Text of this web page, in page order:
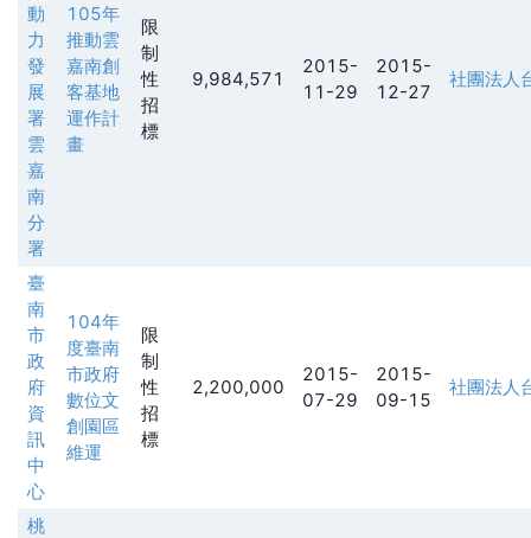
動
力
發
展
署
雲
嘉
南
分
署
105年
推動雲
嘉南創
客基地
運作計
畫
限
制
性
招
標
9,984,571
2015-
11-29
2015-
12-27
社團法人
臺
南
市
政
府
資
訊
中
心
104年
度臺南
市政府
數位文
創園區
維運
限
制
性
招
標
2,200,000
2015-
07-29
2015-
09-15
社團法人
桃